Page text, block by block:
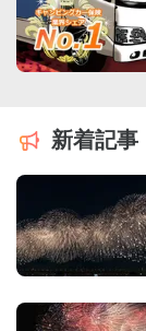
新着記事